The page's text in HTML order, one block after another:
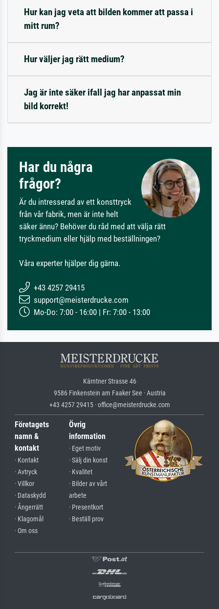
Hur kan jag veta att bilden kommer att passa i
mitt rum?
Hur väljer jag rätt medium?
Jag är inte säker ifall jag har anpassat min
bild korrekt!
Har du några
frågor?
Är du intresserad av ett konsttryck
från vår fabrik, men är inte helt
säker ännu? Behöver du råd med att välja rätt
tryckmedium eller hjälp med beställningen?
Våra experter hjälper dig gärna.
+43 4257 29415
support@meisterdrucke.com
Mo-Do: 7:00 - 16:00 | Fr: 7:00 - 13:00
Kärntner Strasse 46
9586 Finkenstein am Faaker See · Austria
+43 4257 29415 · office@meisterdrucke.com
Företagets
namn &
kontakt
· Kontakt
· Avtryck
· Villkor
· Dataskydd
· Ångerrätt
· Klagomål
· Om oss
Övrig
information
· Eget motiv
· Sälj din konst
· Kvalitet
· Bilder av vårt
arbete
· Presentkort
· Beställ prov